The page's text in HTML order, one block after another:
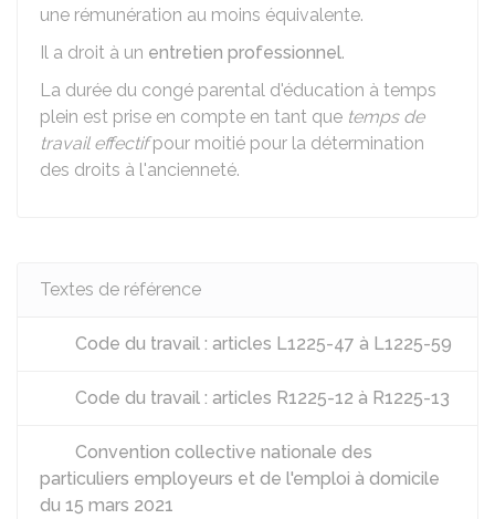
une rémunération au moins équivalente.
Il a droit à un entretien professionnel.
La durée du congé parental d'éducation à temps
plein est prise en compte en tant que temps de
travail effectifpour moitié pour la détermination
des droits à l'ancienneté.
Textes de référence
Code du travail : articles L1225-47 à L1225-59
Code du travail : articles R1225-12 à R1225-13
Convention collective nationale des
particuliers employeurs et de l'emploi à domicile
du 15 mars 2021